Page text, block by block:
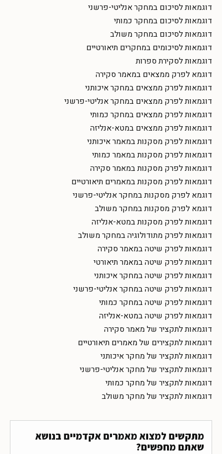
דוגמאות לסיכום במחקר אנליטי-פרשני
דוגמאות לסיכום במחקר כמותי
דוגמאות לסיכום במחקר משולב
דוגמאות לסיכומים במחקרים תיאורטיים
דוגמאות לסקירת ספרות
דוגמא לפרק ממצאים במאמר סקירה
דוגמאות לפרק ממצאים במחקר איכותני
דוגמאות לפרק ממצאים במחקר אנליטי-פרשני
דוגמאות לפרק ממצאים במחקר כמותי
דוגמאות לפרק ממצאים במטא-אנליזה
דוגמאות לפרק מסקנות במאמר איכותני
דוגמאות לפרק מסקנות במאמר כמותי
דוגמאות לפרק מסקנות במאמר סקירה
דוגמאות לפרק מסקנות במאמרים תיאורטיים
דוגמא לפרק מסקנות במחקר אנליטי-פרשני
דוגמא לפרק מסקנות במחקר משולב
דוגמאות לפרק מסקנות במטא-אנליזה
דוגמאות לפרק מתודולוגיה במחקר משולב
דוגמאות לפרק שיטה במאמר סקירה
דוגמאות לפרק שיטה במאמר תיאורטי
דוגמאות לפרק שיטה במחקר איכותני
דוגמאות לפרק שיטה במחקר אנליטי-פרשני
דוגמאות לפרק שיטה במחקר כמותי
דוגמאות לפרק שיטה במטא-אנליזה
דוגמאות לתקציר של מאמר סקירה
דוגמאות לתקצירים של מאמרים תיאורטיים
דוגמאות לתקציר של מחקר איכותני
דוגמאות לתקציר של מחקר אנליטי-פרשני
דוגמאות לתקציר של מחקר כמותי
דוגמאות לתקציר של מחקר משולב
מתקשים למצוא מאמרים אקדמיים בנושא
שאתם מחפשים?